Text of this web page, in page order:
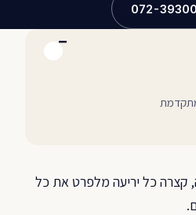
072-
קצרה כל יריעה מלפרט את כל